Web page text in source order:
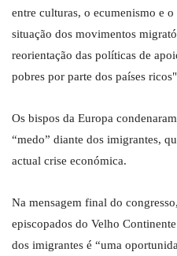
entre culturas, o ecumenismo e
situação dos movimentos
reorientação das políticas de
pobres por parte dos países
Os bispos da Europa
“medo” diante dos imigrantes,
actual crise económica.
Na mensagem final do
episcopados do Velho
dos imigrantes é “uma